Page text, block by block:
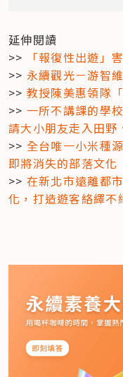
延伸閱讀
>>
「報復性出遊」
>> 永續觀光－游智
>> 教授陳美惠領隊
>> 一所不講課的學
請大小朋友走入田野
>> 全台唯一小米種
即將消失的部落文化
>> 在新北市遠離都
化，打造遊客絡繹不